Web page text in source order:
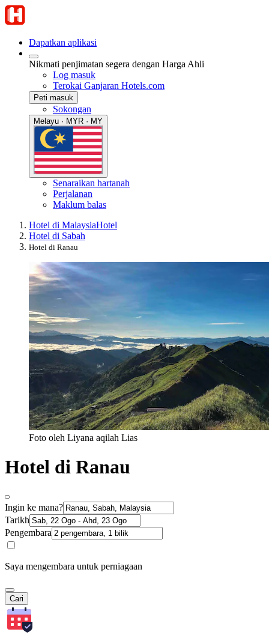
Dapatkan aplikasi
Nikmati penjimatan segera dengan Harga Ahli
Log masuk
Terokai Ganjaran Hotels.com
Peti masuk
Sokongan
Melayu · MYR · MY
Senaraikan hartanah
Perjalanan
Maklum balas
Hotel di MalaysiaHotel
Hotel di Sabah
Hotel di Ranau
Foto oleh Liyana aqilah Lias
Hotel di Ranau
Ingin ke mana?
Tarikh
Pengembara
Saya mengembara untuk perniagaan
Cari